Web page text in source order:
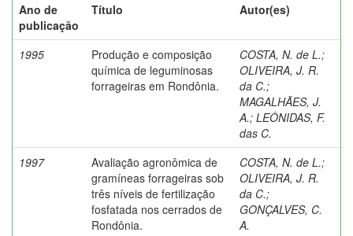
Ano de
publicação
Título Autor(es)
1995
Produção e composição
química de leguminosas
forrageiras em Rondônia.
COSTA, N. de L.;
OLIVEIRA, J. R.
da C.;
MAGALHÃES, J.
A.; LEÔNIDAS, F.
das C.
1997
Avaliação agronômica de
gramíneas forrageiras sob
três níveis de fertilização
fosfatada nos cerrados de
Rondônia.
COSTA, N. de L.;
OLIVEIRA, J. R.
da C.;
GONÇALVES, C.
A.